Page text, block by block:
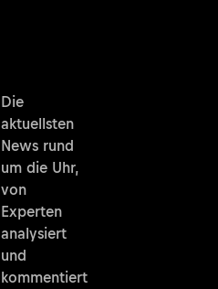
Die
aktuellsten
News rund
um die Uhr,
von
Experten
analysiert
und
kommentiert